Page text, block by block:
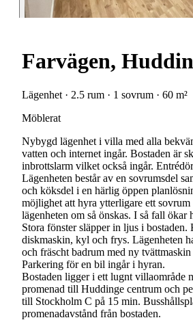
Farvägen,
Lägenhet · 2.5 rum · 1 sovrum · 60 m²
Möblerat
Nybygd lägenhet i villa med alla
vatten och internet ingår. Bostaden är
inbrottslarm vilket också ingår.
Lägenheten består av en sovrumsdel
och köksdel i en härlig öppen
möjlighet att hyra ytterligare ett
lägenheten om så önskas. I så fall ökar
Stora fönster släpper in ljus i bostaden.
diskmaskin, kyl och frys. Lägenheten
och fräscht badrum med ny
Parkering för en bil ingår i hyran.
Bostaden ligger i ett lugnt villaområde
promenad till Huddinge centrum och
till Stockholm C på 15 min.
promenadavstånd från bostaden.